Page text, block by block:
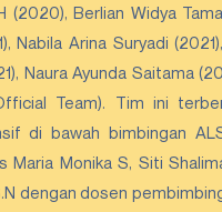
Berlian Widya
Nabila Arina Suryadi
Naura Ayunda Saitama
Team). Tim ini
di bawah bimbingan
Monika S, Siti
dengan dosen